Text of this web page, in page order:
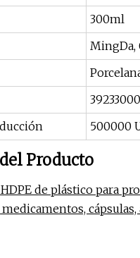
300ml
MingDa,
500000
Producto
de plástico para